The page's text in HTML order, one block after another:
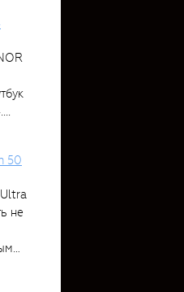
50
не